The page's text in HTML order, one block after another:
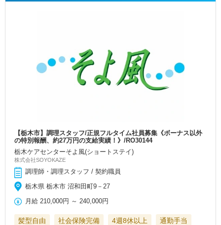
【栃木市】調理スタッフ/正規フルタイム社員募集《ボーナス以外
の特別報酬、約27万円の支給実績！》/RO30144
栃木ケアセンターそよ風(ショートステイ)
株式会社SOYOKAZE
調理師・調理スタッフ / 契約職員
栃木県 栃木市 沼和田町9－27
月給 210,000円 ～ 240,000円
髪型自由 社会保険完備 4週8休以上
通勤手当